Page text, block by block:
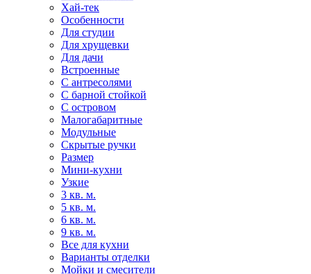
Хай-тек
Особенности
Для студии
Для хрущевки
Для дачи
Встроенные
С антресолями
С барной стойкой
С островом
Малогабаритные
Модульные
Скрытые ручки
Размер
Мини-кухни
Узкие
3 кв. м.
5 кв. м.
6 кв. м.
9 кв. м.
Все для кухни
Варианты отделки
Мойки и смесители